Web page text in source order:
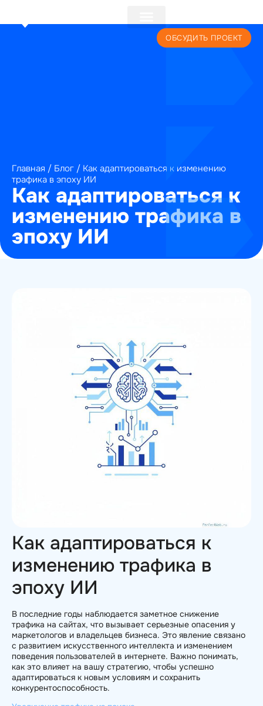
ОБСУДИТЬ ПРОЕКТ
Главная / Блог / Как адаптироваться к изменению
трафика в эпоху ИИ
Как адаптироваться к
изменению трафика в
эпоху ИИ
Как адаптироваться к
изменению трафика в
эпоху ИИ
В последние годы наблюдается заметное снижение
трафика на сайтах, что вызывает серьезные опасения у
маркетологов и владельцев бизнеса. Это явление связано
с развитием искусственного интеллекта и изменением
поведения пользователей в интернете. Важно понимать,
как это влияет на вашу стратегию, чтобы успешно
адаптироваться к новым условиям и сохранить
конкурентоспособность.